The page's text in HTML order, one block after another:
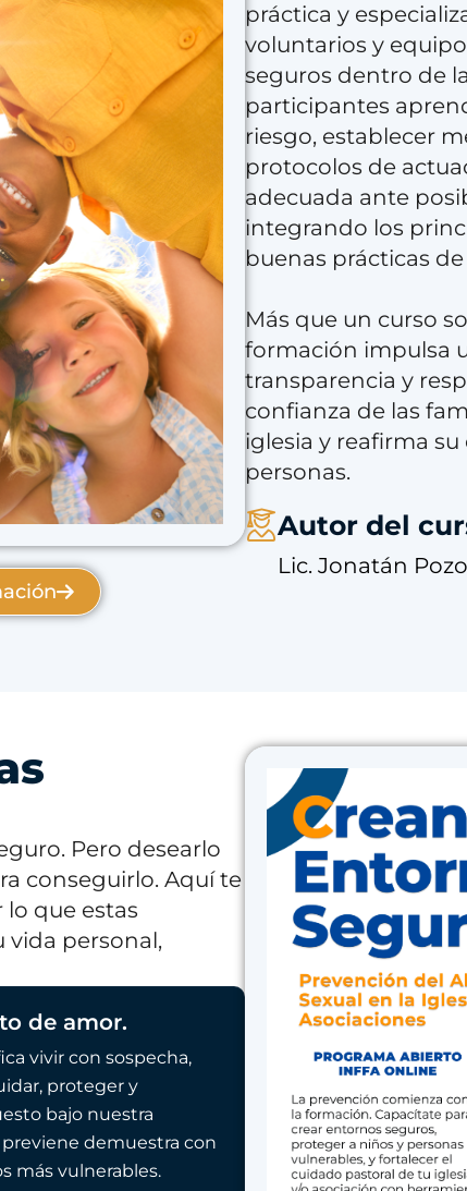
práctica y
voluntarios y
seguros dentro de
participantes
riesgo, establecer
protocolos de
adecuada ante
integrando los
buenas prácticas
Más que un curso
formación impulsa
transparencia y
confianza de las
iglesia y reafirma
personas.
Autor del
Lic. Jonatán Pozo
Pero desearlo
conseguirlo. Aquí te
que estas
vida personal,
de amor.
vivir con sospecha,
proteger y
bajo nuestra
demuestra con
más vulnerables.